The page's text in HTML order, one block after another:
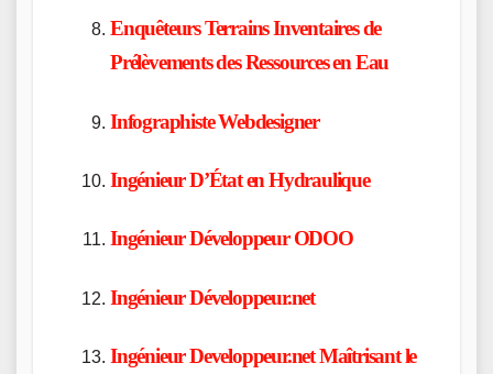
Enquêteurs Terrains Inventaires de
Prélèvements des Ressources en Eau
Infographiste Webdesigner
Ingénieur D’État en Hydraulique
Ingénieur Développeur ODOO
Ingénieur Développeur.net
Ingénieur Developpeur.net Maîtrisant le